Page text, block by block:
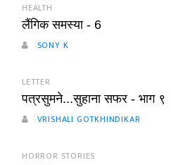
HEALTH
लैंगिक समस्या - 6
SONY K
LETTER
पत्रसुमने...सुहाना सफर - भाग ९
VRISHALI GOTKHINDIKAR
HORROR STORIES